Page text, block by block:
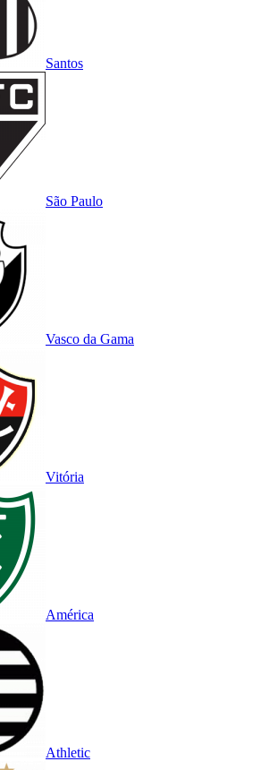
Santos
São Paulo
Vasco da Gama
Vitória
América
Athletic